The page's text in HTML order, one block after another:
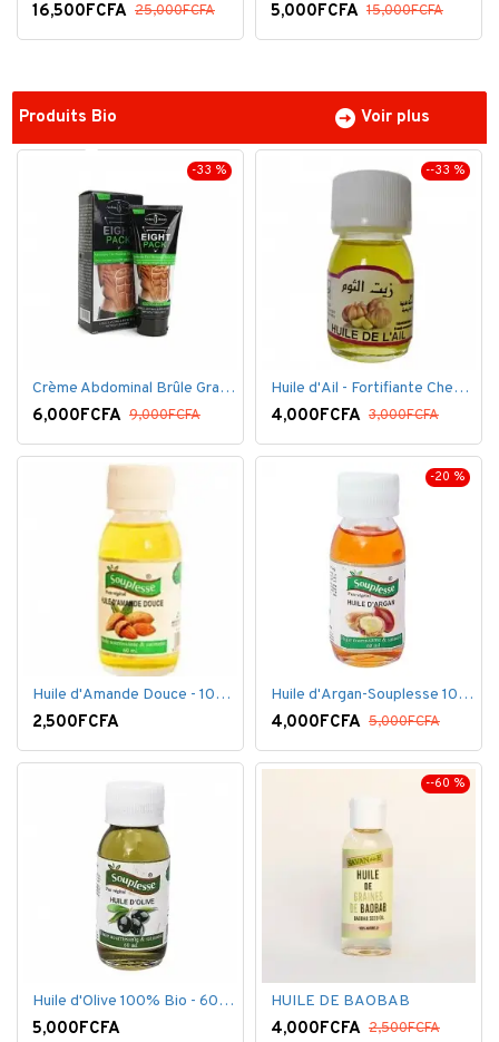
16,500FCFA 25,000FCFA 5,000FCFA 15,000FCFA
Produits Bio Voir plus
-33 %
Crème Abdominal Brûle Graisse - Effet Rapide - 170grs
6,000FCFA 9,000FCFA
--33 %
Huile d'Ail - Fortifiante Cheveux
4,000FCFA 3,000FCFA
Huile d'Amande Douce - 100% Bio - 60 ml
2,500FCFA
-20 %
Huile d'Argan-Souplesse 100% Bio - 60 ml
4,000FCFA 5,000FCFA
Huile d'Olive 100% Bio - 60 ml
5,000FCFA
--60 %
HUILE DE BAOBAB
4,000FCFA 2,500FCFA